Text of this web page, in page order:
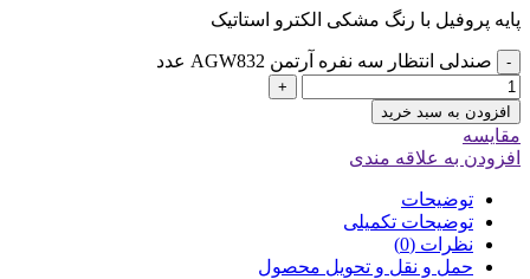
پایه پروفیل با رنگ مشکی الکترو استاتیک
- صندلی انتظار سه نفره آرتمن AGW832 عدد
+
افزودن به سبد خرید
مقایسه
افزودن به علاقه مندی
توضیحات
توضیحات تکمیلی
نظرات (0)
حمل و نقل و تحویل محصول